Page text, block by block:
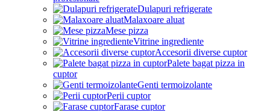
Dulapuri refrigerate
Malaxoare aluat
Mese pizza
Vitrine ingrediente
Accesorii diverse cuptor
Palete bagat pizza in
cuptor
Genti termoizolante
Perii cuptor
Farase cuptor